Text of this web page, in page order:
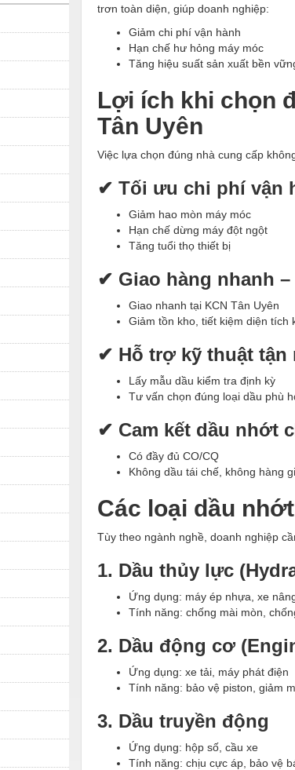
trơn toàn diện, giúp doanh nghiệp:
Giảm chi phí vận hành
Hạn chế hư hỏng máy móc
Tăng hiệu suất sản xuất bền
Lợi ích khi chọn
Tân Uyên
Việc lựa chọn đúng nhà cung cấp
✔ Tối ưu chi phí vận
Giảm hao mòn máy móc
Hạn chế dừng máy đột ngột
Tăng tuổi thọ thiết bị
✔ Giao hàng nhanh
Giao nhanh tại KCN Tân Uyên
Giảm tồn kho, tiết kiệm diện tích
✔ Hỗ trợ kỹ thuật tận
Lấy mẫu dầu kiểm tra định kỳ
Tư vấn chọn đúng loại dầu phù
✔ Cam kết dầu nhớt
Có đầy đủ CO/CQ
Không dầu tái chế, không hàng
Các loại dầu
Tùy theo ngành nghề, doanh nghiệp
1. Dầu thủy lực
Ứng dụng: máy ép nhựa, xe
Tính năng: chống mài mòn,
2. Dầu động cơ
Ứng dụng: xe tải, máy phát điện
Tính năng: bảo vệ piston, giảm
3. Dầu truyền động
Ứng dụng: hộp số, cầu xe
Tính năng: chịu cực áp, bảo vệ